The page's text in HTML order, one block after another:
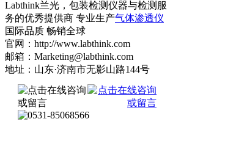
Labthink兰光，包装检测仪器与检测服
务的优秀提供商 专业生产气体渗透仪
国际品质 畅销全球
官网：http://www.labthink.com
邮箱：Marketing@labthink.com
地址：山东·济南市无影山路144号